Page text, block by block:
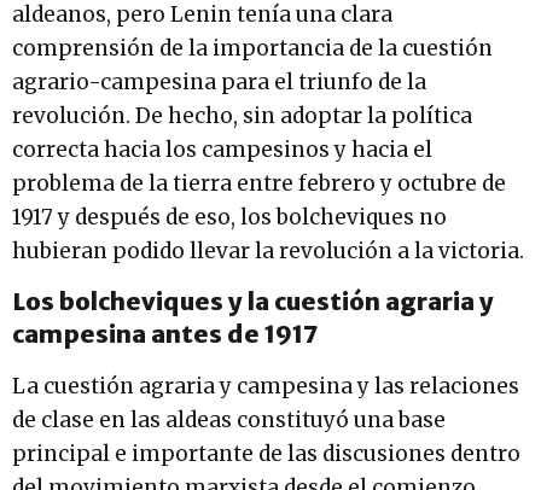
aldeanos, pero Lenin tenía una clara
comprensión de la importancia de la cuestión
agrario-campesina para el triunfo de la
revolución. De hecho, sin adoptar la política
correcta hacia los campesinos y hacia el
problema de la tierra entre febrero y octubre de
1917 y después de eso, los bolcheviques no
hubieran podido llevar la revolución a la victoria.
Los bolcheviques y la cuestión agraria y
campesina antes de 1917
La cuestión agraria y campesina y las relaciones
de clase en las aldeas constituyó una base
principal e importante de las discusiones dentro